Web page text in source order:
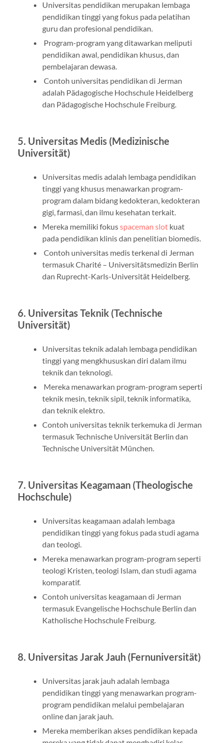
Universitas pendidikan merupakan lembaga
pendidikan tinggi yang fokus pada pelatihan
guru dan profesional pendidikan.
Program-program yang ditawarkan meliputi
pendidikan awal, pendidikan khusus, dan
pembelajaran dewasa.
Contoh universitas pendidikan di Jerman
adalah Pädagogische Hochschule Heidelberg
dan Pädagogische Hochschule Freiburg.
5. Universitas Medis (Medizinische
Universität)
Universitas medis adalah lembaga pendidikan
tinggi yang khusus menawarkan program-
program dalam bidang kedokteran, kedokteran
gigi, farmasi, dan ilmu kesehatan terkait.
Mereka memiliki fokusspaceman slotkuat
pada pendidikan klinis dan penelitian biomedis.
Contoh universitas medis terkenal di Jerman
termasuk Charité – Universitätsmedizin Berlin
dan Ruprecht-Karls-Universität Heidelberg.
6. Universitas Teknik (Technische
Universität)
Universitas teknik adalah lembaga pendidikan
tinggi yang mengkhususkan diri dalam ilmu
teknik dan teknologi.
Mereka menawarkan program-program seperti
teknik mesin, teknik sipil, teknik informatika,
dan teknik elektro.
Contoh universitas teknik terkemuka di Jerman
termasuk Technische Universität Berlin dan
Technische Universität München.
7. Universitas Keagamaan (Theologische
Hochschule)
Universitas keagamaan adalah lembaga
pendidikan tinggi yang fokus pada studi agama
dan teologi.
Mereka menawarkan program-program seperti
teologi Kristen, teologi Islam, dan studi agama
komparatif.
Contoh universitas keagamaan di Jerman
termasuk Evangelische Hochschule Berlin dan
Katholische Hochschule Freiburg.
8. Universitas Jarak Jauh (Fernuniversität)
Universitas jarak jauh adalah lembaga
pendidikan tinggi yang menawarkan program-
program pendidikan melalui pembelajaran
online dan jarak jauh.
Mereka memberikan akses pendidikan kepada